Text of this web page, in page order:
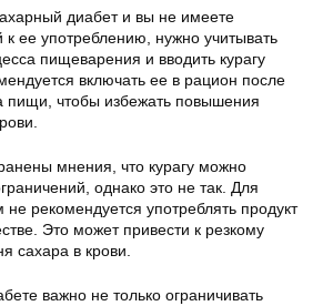
диабет и вы не имеете
к ее употреблению, нужно учитывать
пищеварения и вводить курагу
включать ее в рацион после
пищи, чтобы избежать повышения
мнения, что курагу можно
однако это не так. Для
рекомендуется употреблять продукт
Это может привести к резкому
сахара в крови.
важно не только ограничивать